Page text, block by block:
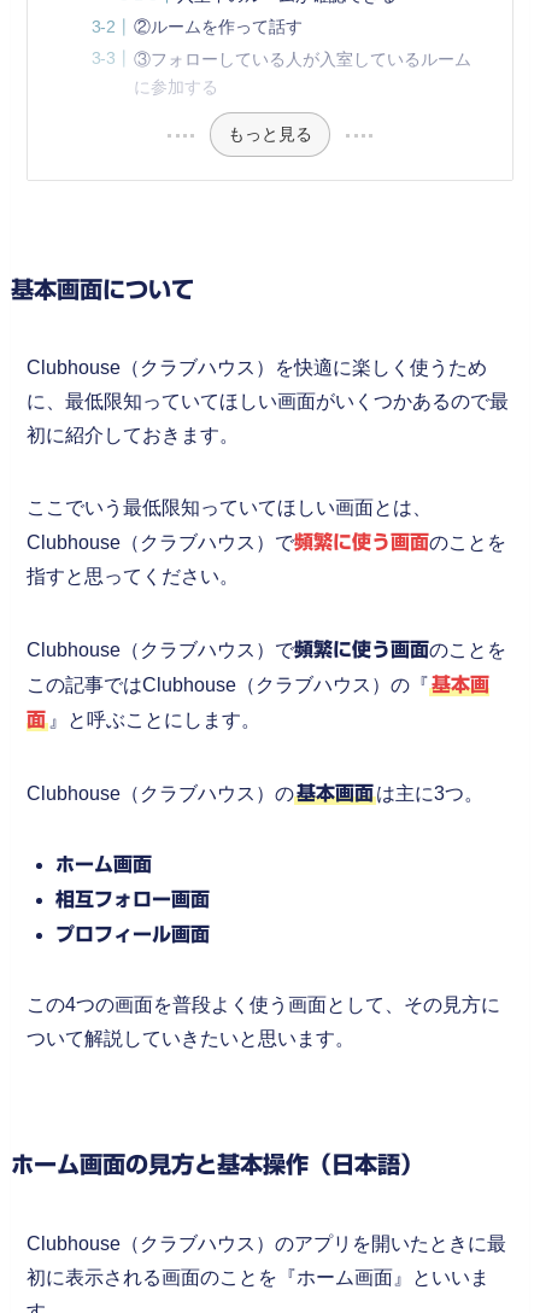
②ルームを作って話す
③フォローしている人が入室しているルーム
に参加する
もっと見る
基本画面について
Clubhouse（クラブハウス）を快適に楽しく使うため
に、最低限知っていてほしい画面がいくつかあるので最
初に紹介しておきます。
ここでいう最低限知っていてほしい画面とは、
Clubhouse（クラブハウス）で頻繁に使う画面のことを
指すと思ってください。
Clubhouse（クラブハウス）で頻繁に使う画面のことを
この記事ではClubhouse（クラブハウス）の『基本画
面 』と呼ぶことにします。
Clubhouse（クラブハウス）の基本画面は主に3つ。
ホーム画面
相互フォロー画面
プロフィール画面
この4つの画面を普段よく使う画面として、その見方に
ついて解説していきたいと思います。
ホーム画面の見方と基本操作（日本語）
Clubhouse（クラブハウス）のアプリを開いたときに最
初に表示される画面のことを『ホーム画面』といいま